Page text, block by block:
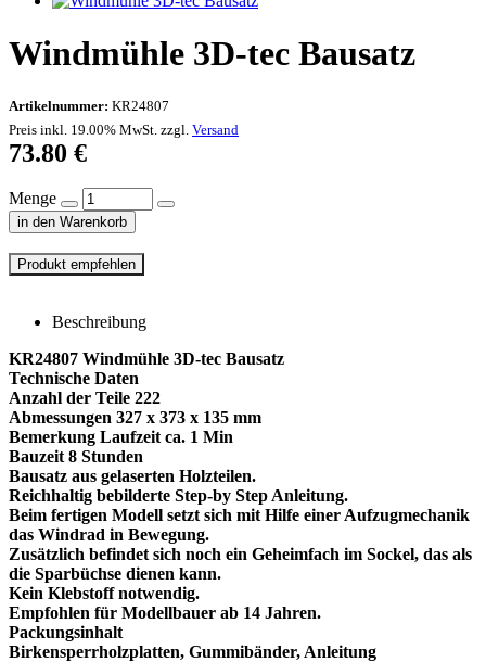
Windmühle 3D-tec Bausatz
Artikelnummer: KR24807
Preis inkl. 19.00% MwSt. zzgl. Versand
73.80 €
Menge
in den Warenkorb
Beschreibung
KR24807 Windmühle 3D-tec Bausatz
Technische Daten
Anzahl der Teile 222
Abmessungen 327 x 373 x 135 mm
Bemerkung Laufzeit ca. 1 Min
Bauzeit 8 Stunden
Bausatz aus gelaserten Holzteilen.
Reichhaltig bebilderte Step-by Step Anleitung.
Beim fertigen Modell setzt sich mit Hilfe einer Aufzugmechanik
das Windrad in Bewegung.
Zusätzlich befindet sich noch ein Geheimfach im Sockel, das als
die Sparbüchse dienen kann.
Kein Klebstoff notwendig.
Empfohlen für Modellbauer ab 14 Jahren.
Packungsinhalt
Birkensperrholzplatten, Gummibänder, Anleitung